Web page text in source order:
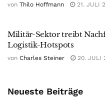
von Thilo Hoffmann 21. JULI
Militär-Sektor treibt
Logistik-Hotspots
von Charles Steiner 20. JULI
Neueste Beiträge